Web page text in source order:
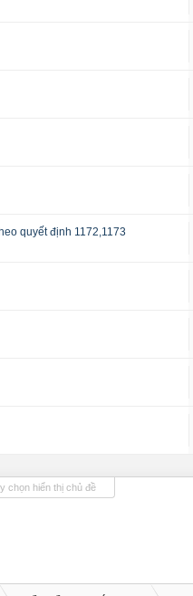
quyết định 1172,1173
chọn hiển thị chủ đề